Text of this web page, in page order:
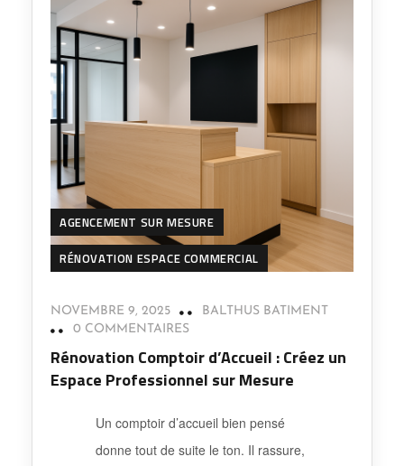
AGENCEMENT SUR MESURE
RÉNOVATION ESPACE COMMERCIAL
NOVEMBRE 9, 2025
BALTHUS BATIMENT
0 COMMENTAIRES
Rénovation Comptoir d’Accueil : Créez un
Espace Professionnel sur Mesure
Un comptoir d’accueil bien pensé
donne tout de suite le ton. Il rassure,